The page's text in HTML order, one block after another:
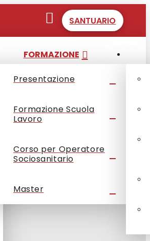
SANTUARIO
FORMAZIONE
Presentazione
Formazione Scuola
Lavoro
Corso per Operatore
Sociosanitario
Master